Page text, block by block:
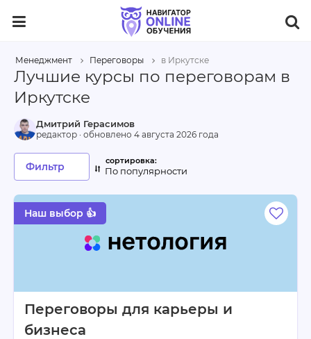
Менеджмент Переговоры в Иркутске
Лучшие курсы по переговорам в
Иркутске
Переговоры для карьеры и
бизнеса
Наш выбор 👍
Дмитрий Герасимов
редактор · обновлено 4 августа 2026 года
Фильтр По популярности